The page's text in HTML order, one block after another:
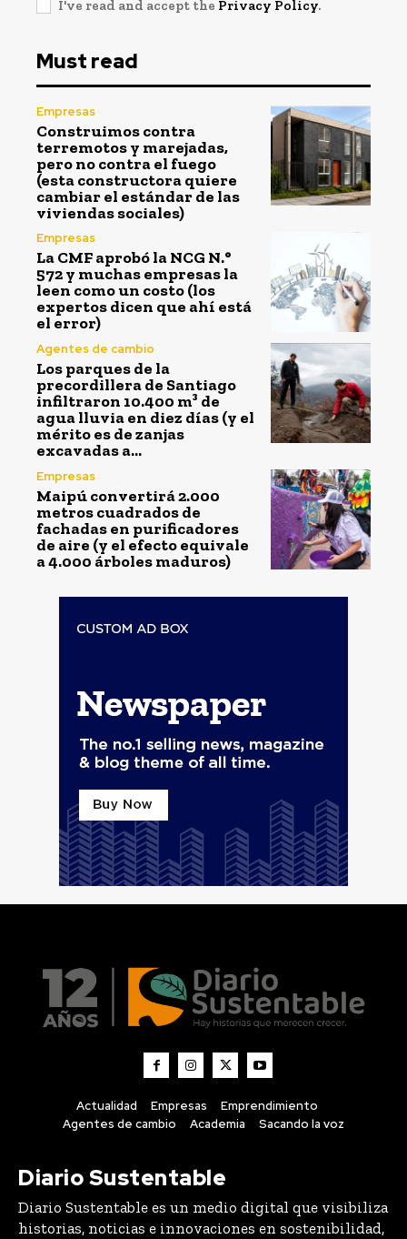
I've read and accept the Privacy Policy.
Must read
Empresas
Construimos contra
terremotos y marejadas,
pero no contra el fuego
(esta constructora quiere
cambiar el estándar de las
viviendas sociales)
Empresas
La CMF aprobó la NCG N.°
572 y muchas empresas la
leen como un costo (los
expertos dicen que ahí está
el error)
Agentes de cambio
Los parques de la
precordillera de Santiago
infiltraron 10.400 m³ de
agua lluvia en diez días (y el
mérito es de zanjas
excavadas a...
Empresas
Maipú convertirá 2.000
metros cuadrados de
fachadas en purificadores
de aire (y el efecto equivale
a 4.000 árboles maduros)
Actualidad Empresas
Emprendimiento
Agentes de cambio
Academia Sacando la voz
Diario Sustentable
Diario Sustentable es un medio digital que visibiliza
historias, noticias e innovaciones en sostenibilidad,